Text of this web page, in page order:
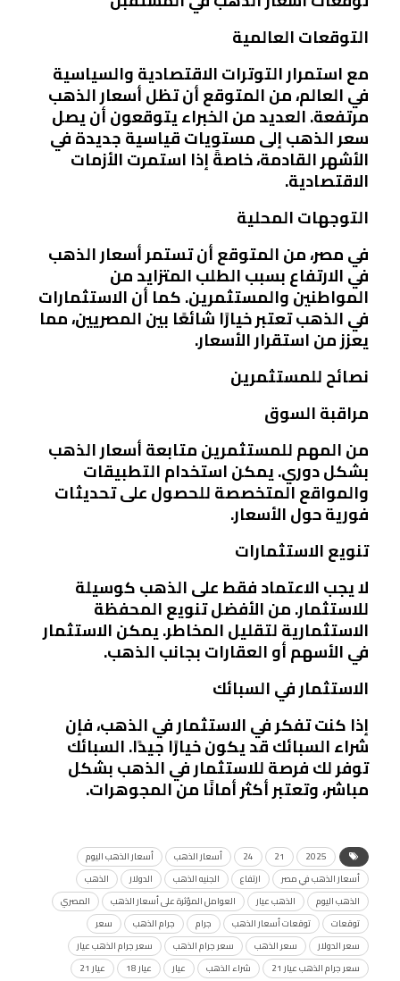
التوقعات العالمية
مع استمرار التوترات الاقتصادية والسياسية
في العالم، من المتوقع أن تظل أسعار الذهب
مرتفعة. العديد من الخبراء يتوقعون أن يصل
سعر الذهب إلى مستويات قياسية جديدة في
الأشهر القادمة، خاصةً إذا استمرت الأزمات
الاقتصادية.
التوجهات المحلية
في مصر، من المتوقع أن تستمر أسعار الذهب
في الارتفاع بسبب الطلب المتزايد من
المواطنين والمستثمرين. كما أن الاستثمارات
في الذهب تعتبر خيارًا شائعًا بين المصريين، مما
يعزز من استقرار الأسعار.
نصائح للمستثمرين
مراقبة السوق
من المهم للمستثمرين متابعة أسعار الذهب
بشكل دوري. يمكن استخدام التطبيقات
والمواقع المتخصصة للحصول على تحديثات
فورية حول الأسعار.
تنويع الاستثمارات
لا يجب الاعتماد فقط على الذهب كوسيلة
للاستثمار. من الأفضل تنويع المحفظة
الاستثمارية لتقليل المخاطر. يمكن الاستثمار
في الأسهم أو العقارات بجانب الذهب.
الاستثمار في السبائك
إذا كنت تفكر في الاستثمار في الذهب، فإن
شراء السبائك قد يكون خيارًا جيدًا. السبائك
توفر لك فرصة للاستثمار في الذهب بشكل
مباشر، وتعتبر أكثر أمانًا من المجوهرات.
2025
21
24 أسعار الذهب
أسعار الذهب اليوم
أسعار الذهب في مصر
ارتفاع الجنيه الذهب الدولار
الذهب
الذهب اليوم
الذهب عيار العوامل المؤثرة على أسعار الذهب
المصري
توقعات
توقعات أسعار الذهب جرام جرام الذهب
سعر
سعر الدولار
سعر الذهب سعر جرام الذهب
سعر جرام الذهب عيار
سعر جرام الذهب عيار 21
شراء الذهب عيار عيار 18
عيار 21